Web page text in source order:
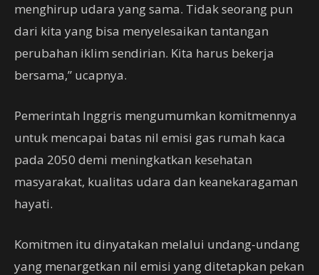
menghirup udara yang sama. Tidak seorang pun
dari kita yang bisa menyelesaikan tantangan
perubahan iklim sendirian. Kita harus bekerja
bersama,” ucapnya.
Pemerintah Inggris mengumumkan komitmennya
untuk mencapai batas nil emisi gas rumah kaca
pada 2050 demi meningkatkan kesehatan
masyarakat, kualitas udara dan keanekaragaman
hayati.
Komitmen itu dinyatakan melalui undang-undang
yang menargetkan nil emisi yang ditetapkan pekan